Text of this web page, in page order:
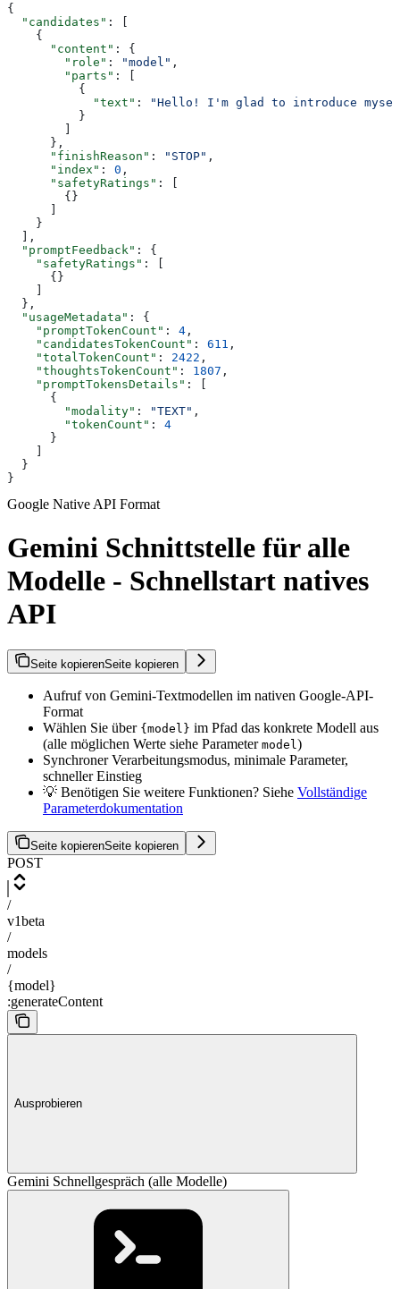
{
  "candidates"
: [
    {
      "content"
: {
        "role"
: "model" ,
        "parts"
: [
          {
            "text"
:
"Hello! I'm glad to introduce
          }
        ]
      },
      "finishReason"
: "STOP" ,
      "index"
: 0 ,
      "safetyRatings"
: [
        {}
      ]
    }
  ],
  "promptFeedback"
: {
    "safetyRatings"
: [
      {}
    ]
  },
  "usageMetadata"
: {
    "promptTokenCount"
: 4 ,
    "candidatesTokenCount"
: 611 ,
    "totalTokenCount"
: 2422 ,
    "thoughtsTokenCount"
: 1807 ,
    "promptTokensDetails"
: [
      {
        "modality"
: "TEXT" ,
        "tokenCount"
: 4
      }
    ]
  }
}
Google Native API Format
Gemini Schnittstelle für alle
Modelle - Schnellstart natives
API
Seite kopierenSeite kopieren
Aufruf von Gemini-Textmodellen im nativen Google-API-
Format
Wählen Sie über {model} im Pfad das konkrete Modell aus
(alle möglichen Werte siehe Parameter model)
Synchroner Verarbeitungsmodus, minimale Parameter,
schneller Einstieg
💡 Benötigen Sie weitere Funktionen? Siehe Vollständige
Parameterdokumentation
Seite kopierenSeite kopieren
POST
/
v1beta
/
models
/
{model}
:generateContent
Ausprobieren
Gemini Schnellgespräch (alle Modelle)